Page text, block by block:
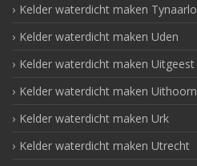
Kelder waterdicht maken Tynaarlo
Kelder waterdicht maken Uden
Kelder waterdicht maken Uitgeest
Kelder waterdicht maken Uithoorn
Kelder waterdicht maken Urk
Kelder waterdicht maken Utrecht